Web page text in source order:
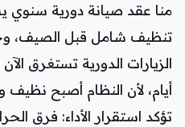
تنظيف شامل قبل الصيف،
أيام، لأن النظام أصبح